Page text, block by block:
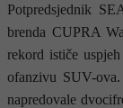
Potpredsjednik
brenda CUPRA
rekord ističe
ofanzivu SUV-
napredovale